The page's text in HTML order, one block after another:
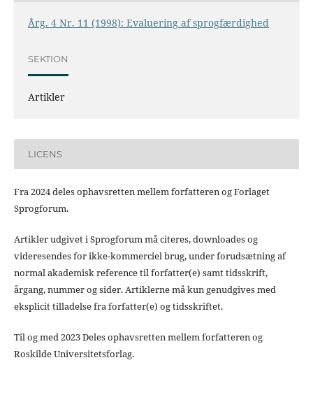
Årg. 4 Nr. 11 (1998): Evaluering af sprogfærdighed
SEKTION
Artikler
LICENS
Fra 2024 deles ophavsretten mellem forfatteren og Forlaget
Sprogforum.
Artikler udgivet i Sprogforum må citeres, downloades og
videresendes for ikke-kommerciel brug, under forudsætning af
normal akademisk reference til forfatter(e) samt tidsskrift,
årgang, nummer og sider. Artiklerne må kun genudgives med
eksplicit tilladelse fra forfatter(e) og tidsskriftet.
Til og med 2023 Deles ophavsretten mellem forfatteren og
Roskilde Universitetsforlag.